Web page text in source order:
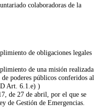
colaboradoras de la
de obligaciones legales
de una misión realizada
poderes públicos conferidos al
Art. 6.1.e) )
de 27 de abril, por el que se
de Gestión de Emergencias.